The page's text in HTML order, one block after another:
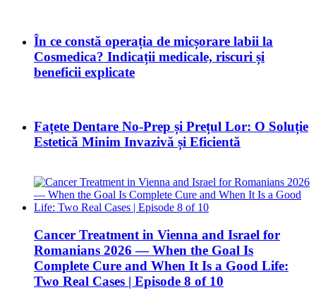
În ce constă operația de micșorare labii la
Cosmedica? Indicații medicale, riscuri și
beneficii explicate
Fațete Dentare No-Prep și Prețul Lor: O Soluție
Estetică Minim Invazivă și Eficientă
Cancer Treatment in Vienna and Israel for
Romanians 2026 — When the Goal Is
Complete Cure and When It Is a Good Life:
Two Real Cases | Episode 8 of 10